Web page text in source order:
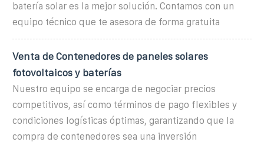
batería solar es la mejor solución. Contamos con un
equipo técnico que te asesora de forma gratuita
Venta de Contenedores de paneles solares
fotovoltaicos y baterías
Nuestro equipo se encarga de negociar precios
competitivos, así como términos de pago flexibles y
condiciones logísticas óptimas, garantizando que la
compra de contenedores sea una inversión